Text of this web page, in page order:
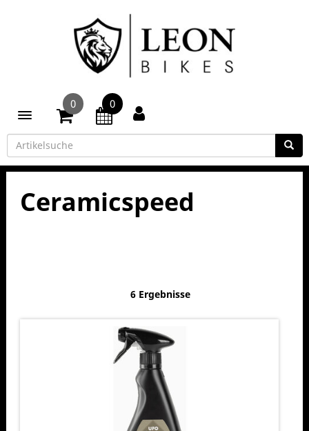
Toggle navigation
0 0
Ceramicspeed
6 Ergebnisse